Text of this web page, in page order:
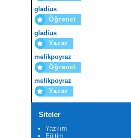
gladius
Öğrenci
gladius
Yazar
melikpoyraz
Öğrenci
melikpoyraz
Yazar
Siteler
Yazılım
Eğitim